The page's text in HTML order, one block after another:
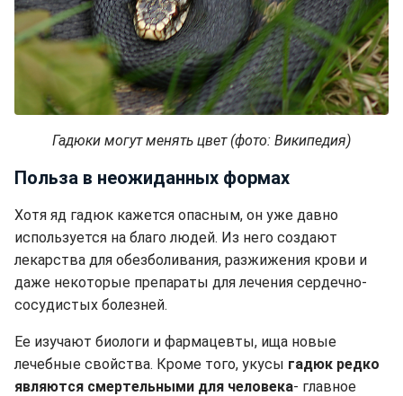
Гадюки могут менять цвет (фото: Википедия)
Польза в неожиданных формах
Хотя яд гадюк кажется опасным, он уже давно
используется на благо людей. Из него создают
лекарства для обезболивания, разжижения крови и
даже некоторые препараты для лечения сердечно-
сосудистых болезней.
Ее изучают биологи и фармацевты, ища новые
лечебные свойства. Кроме того, укусы гадюк редко
являются смертельными для человека- главное